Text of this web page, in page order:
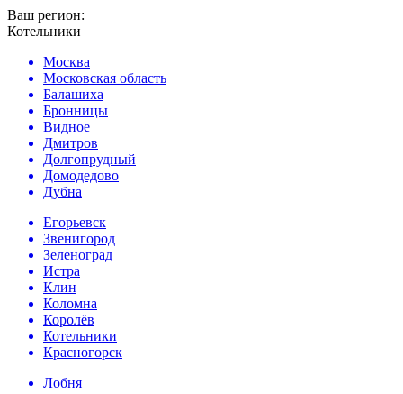
Ваш регион:
Котельники
Москва
Московская область
Балашиха
Бронницы
Видное
Дмитров
Долгопрудный
Домодедово
Дубна
Егорьевск
Звенигород
Зеленоград
Истра
Клин
Коломна
Королёв
Котельники
Красногорск
Лобня